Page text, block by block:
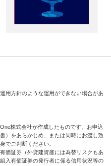
用方針のような運用ができない場合があ
株式会社が作成したものです。お申込
）をあらかじめ、または同時にお渡し致
でご判断ください。
価証券（外貨建資産には為替リスクもあ
入有価証券の発行者に係る信用状況等の